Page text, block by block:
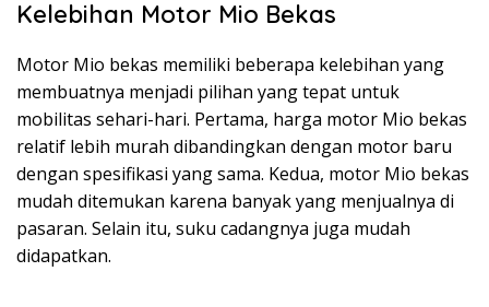
Kelebihan Motor Mio Bekas
Motor Mio bekas memiliki beberapa kelebihan yang
membuatnya menjadi pilihan yang tepat untuk
mobilitas sehari-hari. Pertama, harga motor Mio bekas
relatif lebih murah dibandingkan dengan motor baru
dengan spesifikasi yang sama. Kedua, motor Mio bekas
mudah ditemukan karena banyak yang menjualnya di
pasaran. Selain itu, suku cadangnya juga mudah
didapatkan.